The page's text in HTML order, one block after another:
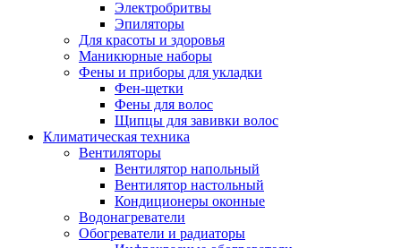
Электробритвы
Эпиляторы
Для красоты и здоровья
Маникюрные наборы
Фены и приборы для укладки
Фен-щетки
Фены для волос
Щипцы для завивки волос
Климатическая техника
Вентиляторы
Вентилятор напольный
Вентилятор настольный
Кондиционеры оконные
Водонагреватели
Обогреватели и радиаторы